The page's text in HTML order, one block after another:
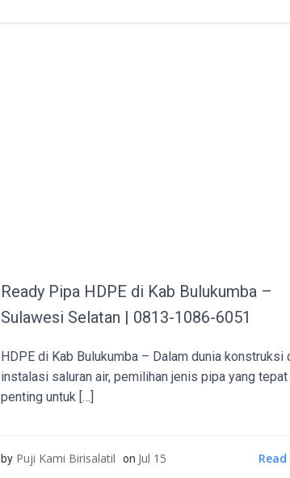
Ready Pipa HDPE di Kab Bulukumba –
Sulawesi Selatan | 0813-1086-6051
HDPE di Kab Bulukumba – Dalam dunia konstruksi
instalasi saluran air, pemilihan jenis pipa yang
penting untuk […]
by Puji Kami Birisalatil on Jul 15